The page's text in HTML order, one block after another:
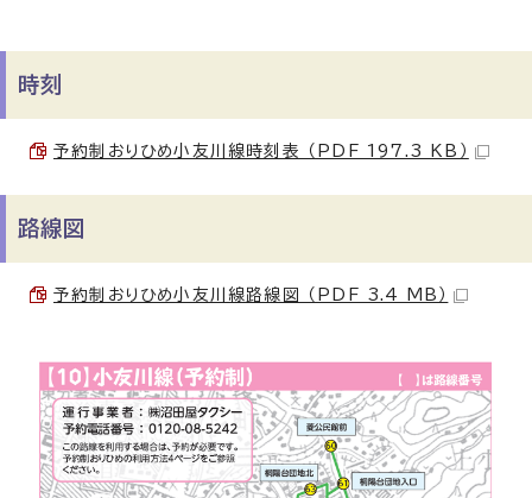
時刻
予約制おりひめ小友川線時刻表 （PDF 197.3 KB）
路線図
予約制おりひめ小友川線路線図 （PDF 3.4 MB）